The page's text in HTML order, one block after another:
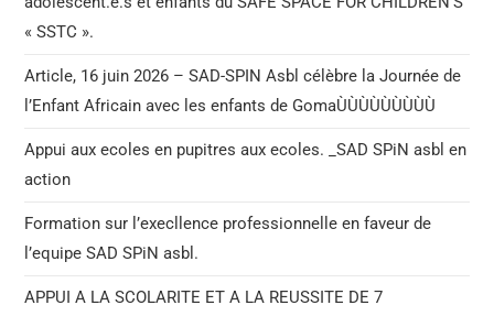
« SSTC ».
Article, 16 juin 2026 – SAD-SPIN Asbl célèbre la Journée de
l’Enfant Africain avec les enfants de GomaÙÙÙÙÙÙÙÙÙ
Appui aux ecoles en pupitres aux ecoles. _SAD SPiN asbl en
action
Formation sur l’execllence professionnelle en faveur de
l’equipe SAD SPiN asbl.
APPUI A LA SCOLARITE ET A LA REUSSITE DE 7